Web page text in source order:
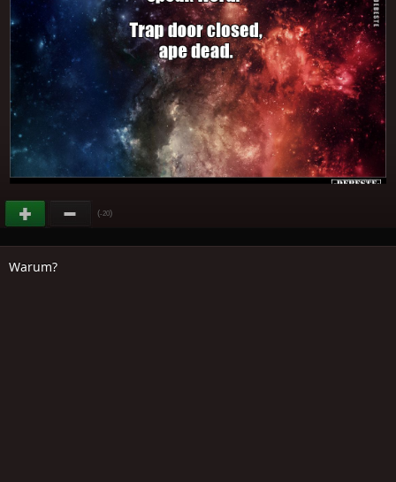
(-20)
Warum?